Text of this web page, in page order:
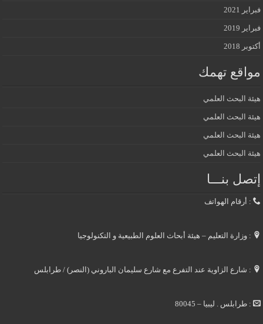
فبراير 2021
فبراير 2019
أكتوبر 2018
مواقع تهمك
هيئة البحث العلمي
هيئة البحث العلمي
هيئة البحث العلمي
هيئة البحث العلمي
إتصل بنـــا
: أرقام الهواتف
: وزارة التعليم – هيئة أبحاث العلوم الطبيعية و التكنولوجيا
: شارع الزاوية عند التفرع مع شارع سليمان الباروني (النصر) / طرابلس
: طرابلس . ليبيا – 80045